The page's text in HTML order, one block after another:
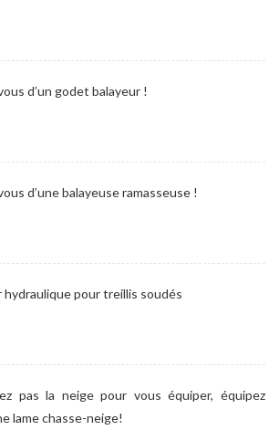
d’un godet balayeur !
d’une balayeuse ramasseuse !
hydraulique pour treillis soudés
pas la neige pour vous équiper, équipez
lame chasse-neige!